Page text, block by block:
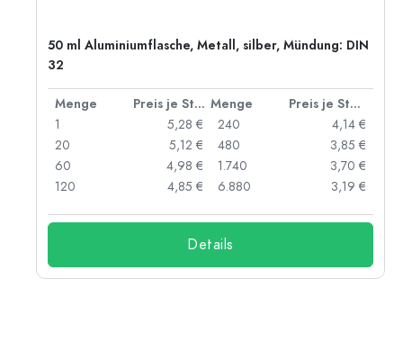
50 ml Aluminiumflasche, Metall, silber, Mündung: DIN
32
Menge Preis je Stück Menge
Preis je Stück
1
5,28 €
20
5,12 €
60
4,98 €
120
4,85 €
240
4,14 €
480
3,85 €
1.740
3,70 €
6.880
3,19 €
Details